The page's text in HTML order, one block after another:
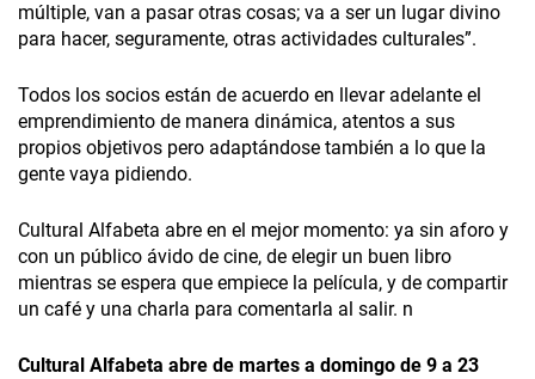
múltiple, van a pasar otras cosas; va a ser un lugar divino
para hacer, seguramente, otras actividades culturales”.
Todos los socios están de acuerdo en llevar adelante el
emprendimiento de manera dinámica, atentos a sus
propios objetivos pero adaptándose también a lo que la
gente vaya pidiendo.
Cultural Alfabeta abre en el mejor momento: ya sin aforo y
con un público ávido de cine, de elegir un buen libro
mientras se espera que empiece la película, y de compartir
un café y una charla para comentarla al salir. n
Cultural Alfabeta abre de martes a domingo de 9 a 23